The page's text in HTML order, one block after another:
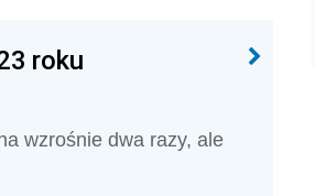
roku
wzrośnie dwa razy, ale